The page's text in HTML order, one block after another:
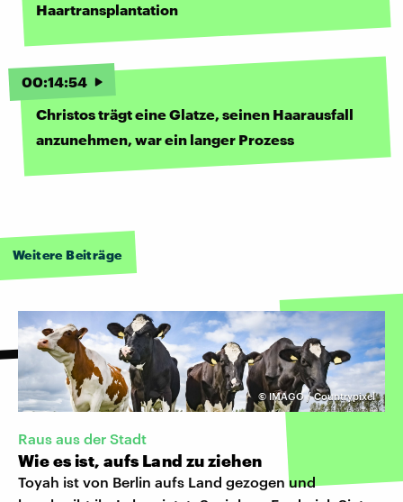
Haartransplantation
00:14:54
Christos trägt eine Glatze, seinen Haarausfall
anzunehmen, war ein langer Prozess
Weitere Beiträge
©IMAGO / Countrypixel
Raus aus der Stadt
Wie es ist, aufs Land zu ziehen
Toyah ist von Berlin aufs Land gezogen und